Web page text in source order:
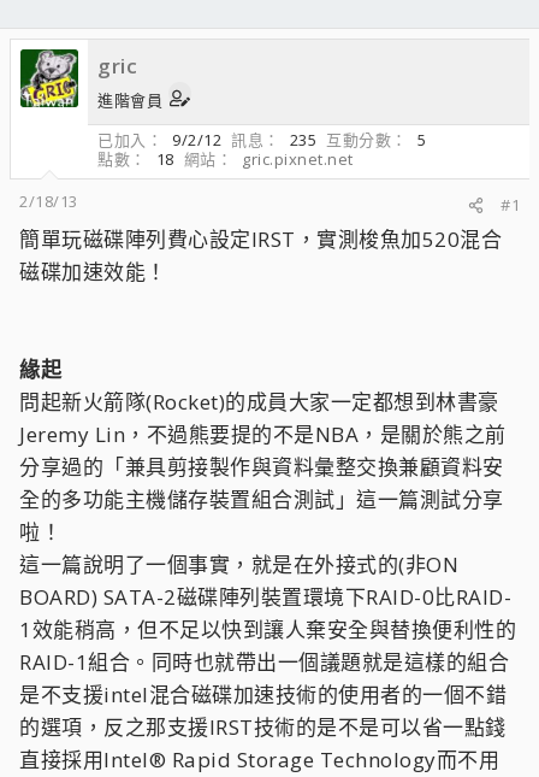
gric
進階會員
已加入
9/2/12 訊息 235 互動分數
5
點數
18 網站
gric.pixnet.net
2/18/13
#1
簡單玩磁碟陣列費心設定IRST，實測梭魚加520混合
磁碟加速效能！
緣起
問起新火箭隊(Rocket)的成員大家一定都想到林書豪
Jeremy Lin，不過熊要提的不是NBA，是關於熊之前
分享過的「兼具剪接製作與資料彙整交換兼顧資料安
全的多功能主機儲存裝置組合測試」這一篇測試分享
啦！
這一篇說明了一個事實，就是在外接式的(非ON
BOARD) SATA-2磁碟陣列裝置環境下RAID-0比RAID-
1效能稍高，但不足以快到讓人棄安全與替換便利性的
RAID-1組合。同時也就帶出一個議題就是這樣的組合
是不支援intel混合磁碟加速技術的使用者的一個不錯
的選項，反之那支援IRST技術的是不是可以省一點錢
直接採用Intel® Rapid Storage Technology而不用